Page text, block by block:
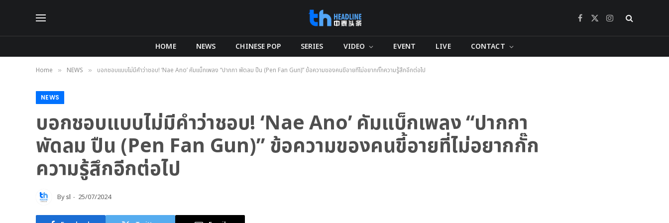
Facebook
X
Instagram
HOME NEWS CHINESE POP SERIES VIDEO EVENT LIVE CONTACT
Home » NEWS » บอกชอบแบบไม่มีคำว่าชอบ! ‘Nae Ano’ คัมแบ็กเพลง “ปากกา พัดลม ปืน (Pen Fan Gun)” ข้อความของคนขี้อายที่ไม่อยากกั๊กความรู้สึกอีกต่อไป
NEWS
บอกชอบแบบไม่มีคำว่าชอบ! ‘Nae Ano’ คัมแบ็กเพลง “ปากกา
พัดลม ปืน (Pen Fan Gun)” ข้อความของคนขี้อายที่ไม่อยากกั๊ก
ความรู้สึกอีกต่อไป
Bysl 25/07/2024